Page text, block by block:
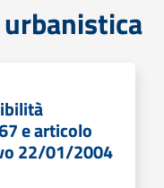
e articolo
22/01/2004